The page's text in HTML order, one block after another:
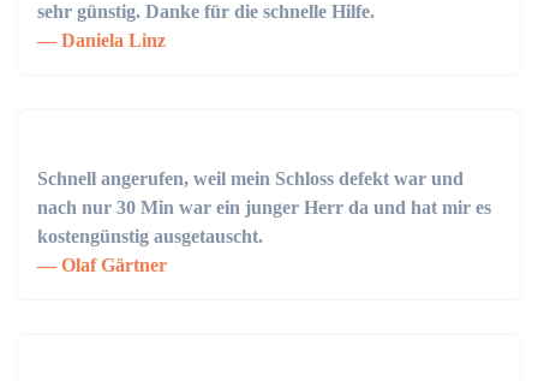
sehr günstig. Danke für die schnelle Hilfe.
Daniela Linz
Schnell angerufen, weil mein Schloss defekt war und
nach nur 30 Min war ein junger Herr da und hat mir es
kostengünstig ausgetauscht.
Olaf Gärtner